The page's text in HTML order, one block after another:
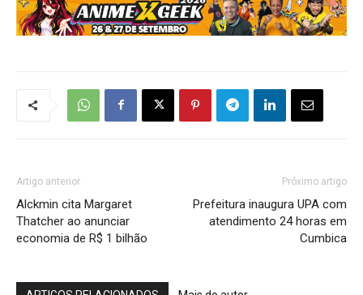
Artigo anterior
Alckmin cita Margaret
Thatcher ao anunciar
economia de R$ 1 bilhão
Próximo artigo
Prefeitura inaugura UPA com
atendimento 24 horas em
Cumbica